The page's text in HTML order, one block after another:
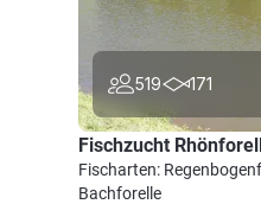
519 171
Fischzucht
Fischarten:
Bachforelle